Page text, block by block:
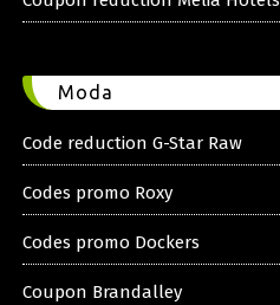
Moda
Code reduction G-Star Raw
Codes promo Roxy
Codes promo Dockers
Coupon Brandalley